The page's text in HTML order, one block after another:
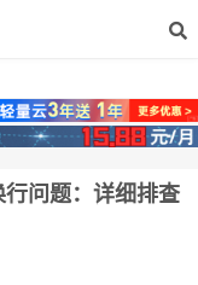
问题：详细排查